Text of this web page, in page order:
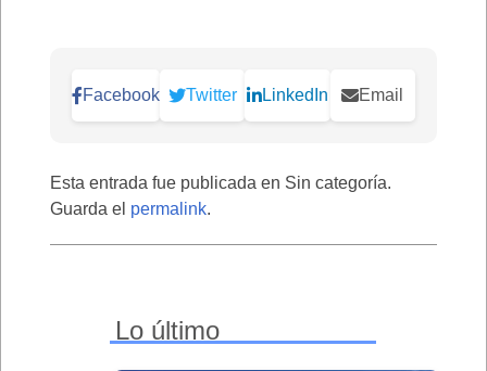
Facebook Twitter LinkedIn Email
Esta entrada fue publicada en Sin categoría.
Guarda el permalink.
Lo último